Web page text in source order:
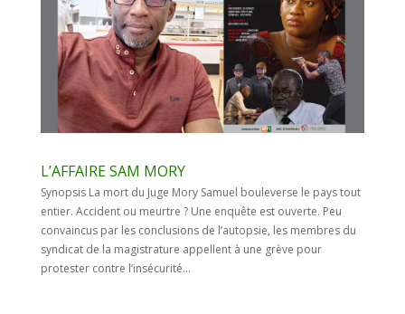
L’AFFAIRE SAM MORY
Synopsis La mort du Juge Mory Samuel bouleverse le pays tout
entier. Accident ou meurtre ? Une enquête est ouverte. Peu
convaincus par les conclusions de l’autopsie, les membres du
syndicat de la magistrature appellent à une grève pour
protester contre l’insécurité...